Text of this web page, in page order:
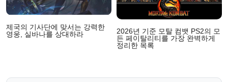
제국의 기사단에 맞서는 강력한
영웅, 실바나를 상대하라
2026년 기준 모탈 컴뱃 PS2의 모
든 페이탈리티를 가장 완벽하게
정리한 목록